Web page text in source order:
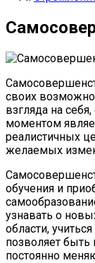
своих
взгляда на
моментом
реалистичных
желаемых
обучения и
узнавать о
области,
позволяет
постоянно